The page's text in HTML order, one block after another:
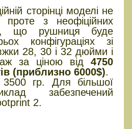
сторінці моделі не
проте з неофіційних
що рушниця буде
конфігураціях зі
28, 30 і 32 дюйми і
за ціною від4750
(приблизно 6000$).
гр. Для більшої
забезпечений
2.